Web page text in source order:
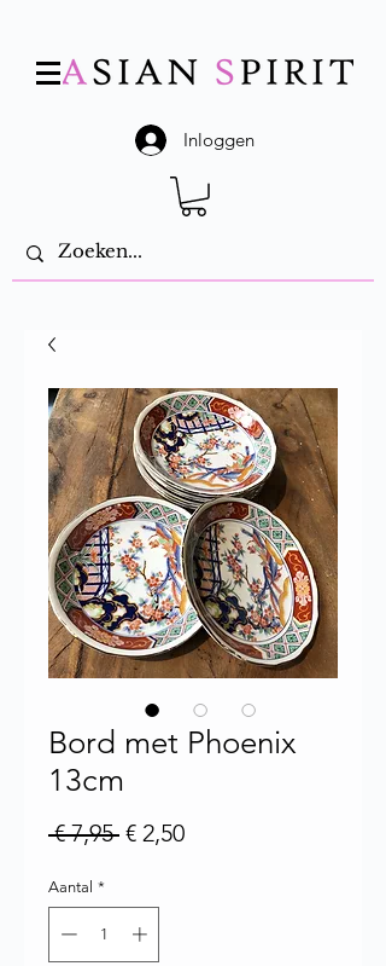
Inloggen
Bord met Phoenix
13cm
€ 7,95 Normale prijs
€ 2,50Verkoopprijs
Aantal *